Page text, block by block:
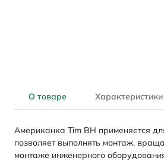
О товаре Характеристики
Американка Tim ВН применяется
позволяет выполнять монтаж,
монтаже инженерного